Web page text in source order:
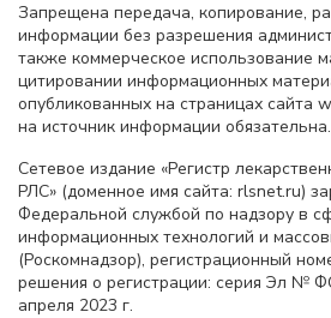
Запрещена передача, копирование,
информации без разрешения
также коммерческое использование
цитировании информационных
опубликованных на страницах сайта
на источник информации обязательна.
Сетевое издание «Регистр
РЛС» (доменное имя сайта: rlsnet.ru)
Федеральной службой по надзору в
информационных технологий и
(Роскомнадзор), регистрационный
решения о регистрации: серия Эл №
апреля 2023 г.